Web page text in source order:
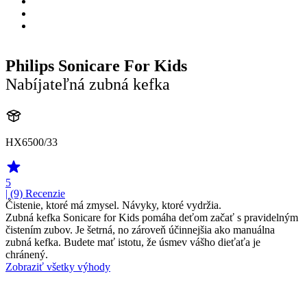
Philips Sonicare For Kids
Nabíjateľná zubná kefka
HX6500/33
5
| (9) Recenzie
Čistenie, ktoré má zmysel. Návyky, ktoré vydržia.
Zubná kefka Sonicare for Kids pomáha deťom začať s pravidelným
čistením zubov. Je šetrná, no zároveň účinnejšia ako manuálna
zubná kefka. Budete mať istotu, že úsmev vášho dieťaťa je
chránený.
Zobraziť všetky výhody